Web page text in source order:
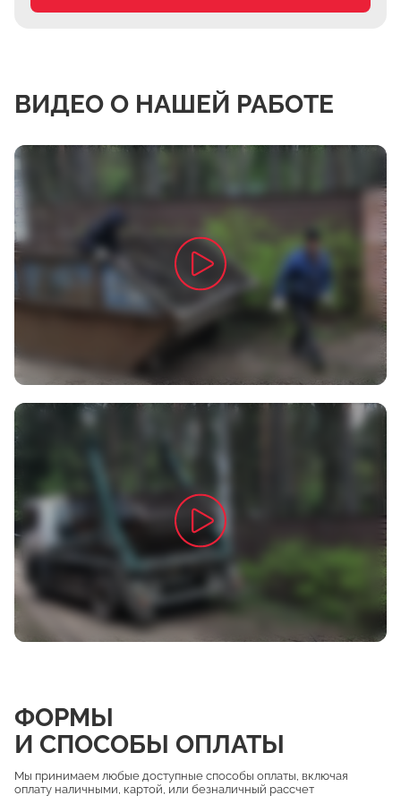
ВИДЕО О НАШЕЙ РАБОТЕ
ФОРМЫ
И СПОСОБЫ ОПЛАТЫ
Мы принимаем любые доступные способы оплаты, включая
оплату наличными, картой, или безналичный рассчет